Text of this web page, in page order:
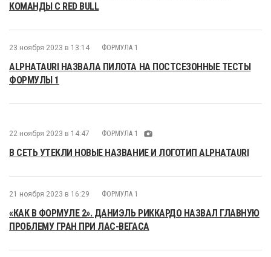
КОМАНДЫ С RED BULL
23 ноября 2023 в 13:14 ФОРМУЛА 1
ALPHATAURI НАЗВАЛА ПИЛОТА НА ПОСТСЕЗОННЫЕ ТЕСТЫ
ФОРМУЛЫ 1
22 ноября 2023 в 14:47 ФОРМУЛА 1
В СЕТЬ УТЕКЛИ НОВЫЕ НАЗВАНИЕ И ЛОГОТИП ALPHATAURI
21 ноября 2023 в 16:29 ФОРМУЛА 1
«КАК В ФОРМУЛЕ 2». ДАНИЭЛЬ РИККАРДО НАЗВАЛ ГЛАВНУЮ
ПРОБЛЕМУ ГРАН ПРИ ЛАС-ВЕГАСА